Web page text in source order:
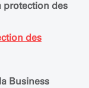
protection des
des
Business